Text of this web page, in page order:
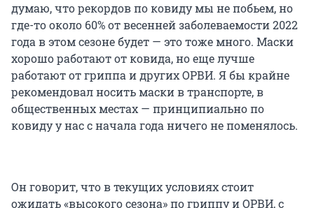
думаю, что рекордов по ковиду мы не побьем, но
где-то около 60% от весенней заболеваемости 2022
года в этом сезоне будет — это тоже много. Маски
хорошо работают от ковида, но еще лучше
работают от гриппа и других ОРВИ. Я бы крайне
рекомендовал носить маски в транспорте, в
общественных местах — принципиально по
ковиду у нас с начала года ничего не поменялось.
Он говорит, что в текущих условиях стоит
ожидать «высокого сезона» по гриппу и ОРВИ, с